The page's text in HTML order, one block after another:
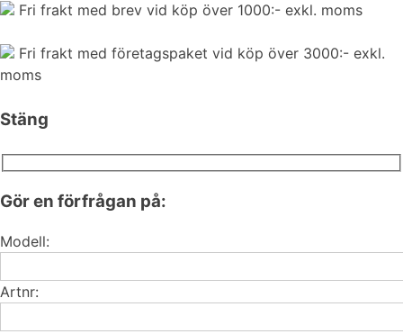
Fri frakt med brev vid köp över 1000:- exkl. moms
Fri frakt med företagspaket vid köp över 3000:- exkl.
moms
Stäng
Gör en förfrågan på:
Modell:
Artnr: